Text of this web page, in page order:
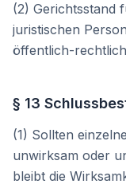
(2) Gerichtsstand
juristischen
öffentlich-
§ 13
(1) Sollten
unwirksam oder
bleibt die